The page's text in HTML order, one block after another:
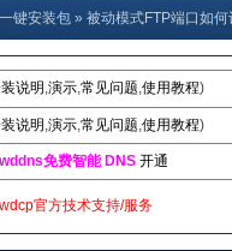
键安装包 » 被动模式FTP端口如
说明 ,演示,常见问题,使用教程)
说明 ,演示,常见问题,使用教程)
wddns免费智能 DNS 开通
wdcp官方技术支持/服务